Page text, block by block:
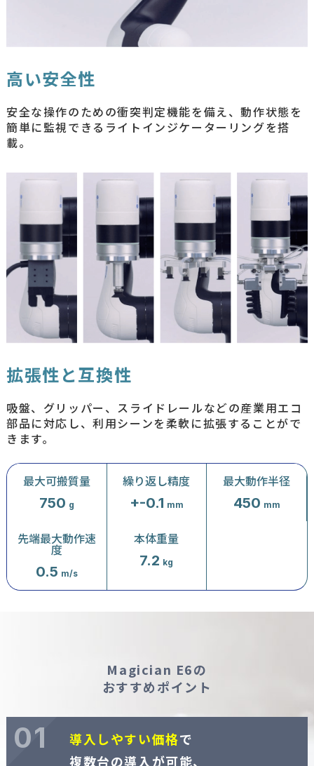
高い安全性
安全な操作のための衝突判定機能を備え、動作状態を
簡単に監視できるライトインジケーターリングを搭
載。
拡張性と互換性
吸盤、グリッパー、スライドレールなどの産業用エコ
部品に対応し、利用シーンを柔軟に拡張することがで
きます。
最大可搬質量
750 g
繰り返し精度
+-0.1 mm
最大動作半径
450 mm
先端最大動作速
度
0.5 m/s
本体重量
7.2 kg
Magician E6の
おすすめポイント
01 導入しやすい価格で
複数台の導入が可能、